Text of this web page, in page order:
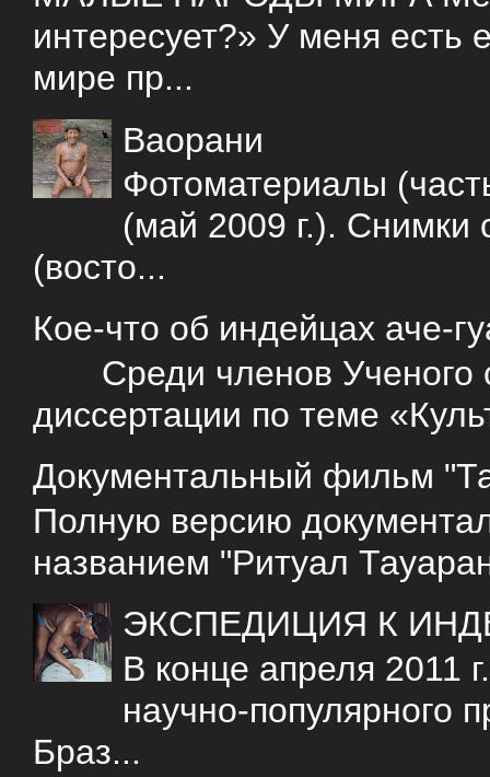
интересует?» У меня есть
мире пр...
Ваорани
Фотоматериалы
(май 2009 г.). Снимки
(восто...
Кое-что об индейцах аче-
Среди членов Ученого
диссертации по теме
Документальный фильм
Полную версию
названием "Ритуал
ЭКСПЕДИЦИЯ К
В конце апреля 2011
научно-популярного
Браз...